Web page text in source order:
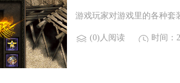
游戏玩家对游戏里的各种套
(0)人阅读 时间：